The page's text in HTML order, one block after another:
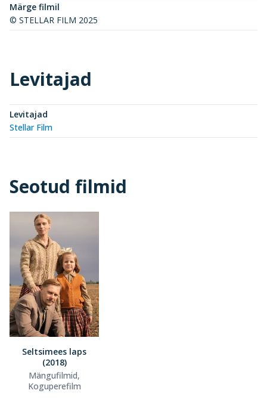
Märge filmil
© STELLAR FILM 2025
Levitajad
Levitajad
Stellar Film
Seotud filmid
Seltsimees laps
(2018)
Mängufilmid,
Koguperefilm